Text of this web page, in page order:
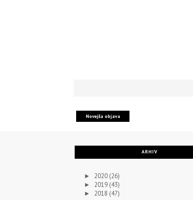
Novejša objava
ARHIV
► 2020 (26)
► 2019 (43)
► 2018 (47)